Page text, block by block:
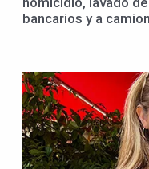
bancarios y a